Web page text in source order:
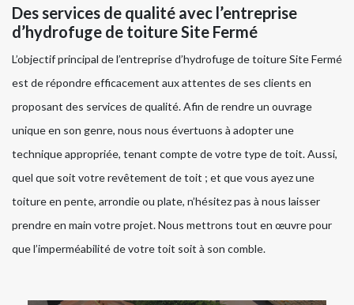
Des services de qualité avec l’entreprise
d’hydrofuge de toiture Site Fermé
L’objectif principal de l’entreprise d’hydrofuge de toiture Site Fermé
est de répondre efficacement aux attentes de ses clients en
proposant des services de qualité. Afin de rendre un ouvrage
unique en son genre, nous nous évertuons à adopter une
technique appropriée, tenant compte de votre type de toit. Aussi,
quel que soit votre revêtement de toit ; et que vous ayez une
toiture en pente, arrondie ou plate, n’hésitez pas à nous laisser
prendre en main votre projet. Nous mettrons tout en œuvre pour
que l’imperméabilité de votre toit soit à son comble.